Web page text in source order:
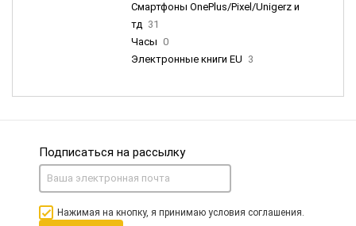
Смартфоны OnePlus/Pixel/Unigerz и
тд 31
Часы 0
Электронные книги EU 3
Подписаться на рассылку
Нажимая на кнопку, я принимаю условия соглашения.